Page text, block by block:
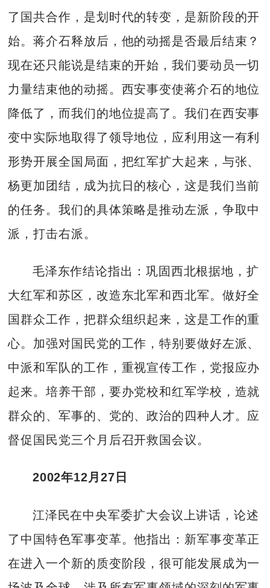
了国共合作，是划时代的转变，是新阶段的开
始。蒋介石释放后，他的动摇是否最后结束？
现在还只能说是结束的开始，我们要动员一切
力量结束他的动摇。西安事变使蒋介石的地位
降低了，而我们的地位提高了。我们在西安事
变中实际地取得了领导地位，应利用这一有利
形势开展全国局面，把红军扩大起来，与张、
杨更加团结，成为抗日的核心，这是我们当前
的任务。我们的具体策略是推动左派，争取中
派，打击右派。
毛泽东作结论指出：巩固西北根据地，扩
大红军和苏区，改造东北军和西北军。做好全
国群众工作，把群众组织起来，这是工作的重
心。加强对国民党的工作，特别要做好左派、
中派和军队的工作，重视宣传工作，党报应办
起来。培养干部，要办党校和红军学校，造就
群众的、军事的、党的、政治的四种人才。应
督促国民党三个月后召开救国会议。
2002年12月27日
江泽民在中央军委扩大会议上讲话，论述
了中国特色军事变革。他指出：新军事变革正
在进入一个新的质变阶段，很可能发展成为一